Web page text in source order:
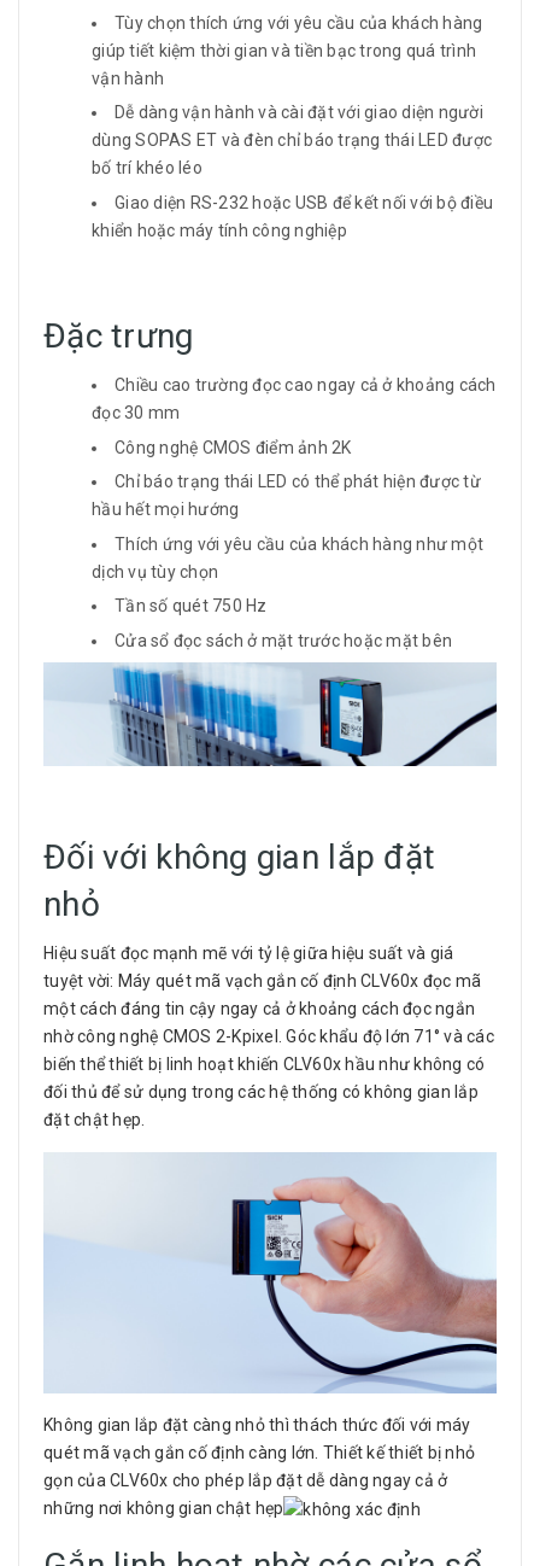
Tùy chọn thích ứng với yêu cầu của khách hàng
giúp tiết kiệm thời gian và tiền bạc trong quá trình
vận hành
Dễ dàng vận hành và cài đặt với giao diện người
dùng SOPAS ET và đèn chỉ báo trạng thái LED được
bố trí khéo léo
Giao diện RS-232 hoặc USB để kết nối với bộ điều
khiển hoặc máy tính công nghiệp
Đặc trưng
Chiều cao trường đọc cao ngay cả ở khoảng cách
đọc 30 mm
Công nghệ CMOS điểm ảnh 2K
Chỉ báo trạng thái LED có thể phát hiện được từ
hầu hết mọi hướng
Thích ứng với yêu cầu của khách hàng như một
dịch vụ tùy chọn
Tần số quét 750 Hz
Cửa sổ đọc sách ở mặt trước hoặc mặt bên
Đối với không gian lắp đặt
nhỏ
Hiệu suất đọc mạnh mẽ với tỷ lệ giữa hiệu suất và giá
tuyệt vời: Máy quét mã vạch gắn cố định CLV60x đọc mã
một cách đáng tin cậy ngay cả ở khoảng cách đọc ngắn
nhờ công nghệ CMOS 2-Kpixel. Góc khẩu độ lớn 71° và các
biến thể thiết bị linh hoạt khiến CLV60x hầu như không có
đối thủ để sử dụng trong các hệ thống có không gian lắp
đặt chật hẹp.
Không gian lắp đặt càng nhỏ thì thách thức đối với máy
quét mã vạch gắn cố định càng lớn. Thiết kế thiết bị nhỏ
gọn của CLV60x cho phép lắp đặt dễ dàng ngay cả ở
những nơi không gian chật hẹp